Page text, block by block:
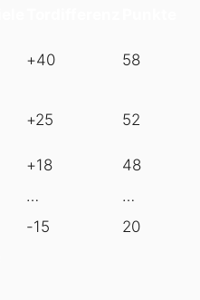
+40 58
+25 52
+18
48
…
…
-15
20